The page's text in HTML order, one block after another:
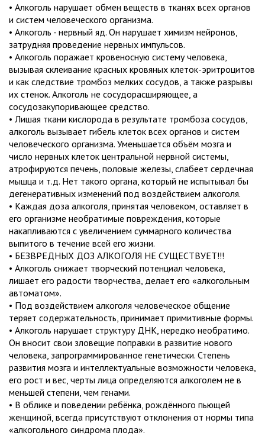
• Алкоголь нарушает обмен веществ в тканях всех органов
и систем человеческого организма.
• Алкоголь - нервный яд. Он нарушает химизм нейронов,
затрудняя проведение нервных импульсов.
• Алкоголь поражает кровеносную систему человека,
вызывая склеивание красных кровяных клеток-эритроцитов
и как следствие тромбоз мелких сосудов, а также разрывы
их стенок. Алкоголь не сосудорасширяющее, а
сосудозакупоривающее средство.
• Лишая ткани кислорода в результате тромбоза сосудов,
алкоголь вызывает гибель клеток всех органов и систем
человеческого организма. Уменьшается объём мозга и
число нервных клеток центральной нервной системы,
атрофируются печень, половые железы, слабеет сердечная
мышца и т.д. Нет такого органа, который не испытывал бы
дегенеративных изменений под воздействием алкоголя.
• Каждая доза алкоголя, принятая человеком, оставляет в
его организме необратимые повреждения, которые
накапливаются с увеличением суммарного количества
выпитого в течение всей его жизни.
• БЕЗВРЕДНЫХ ДОЗ АЛКОГОЛЯ НЕ СУЩЕСТВУЕТ!!!
• Алкоголь снижает творческий потенциал человека,
лишает его радости творчества, делает его «алкогольным
автоматом».
• Под воздействием алкоголя человеческое общение
теряет содержательность, принимает примитивные формы.
• Алкоголь нарушает структуру ДНК, нередко необратимо.
Он вносит свои зловещие поправки в развитие нового
человека, запрограммированное генетически. Степень
развития мозга и интеллектуальные возможности человека,
его рост и вес, черты лица определяются алкоголем не в
меньшей степени, чем генами.
• В облике и поведении ребёнка, рождённого пьющей
женщиной, всегда присутствуют отклонения от нормы типа
«алкогольного синдрома плода».